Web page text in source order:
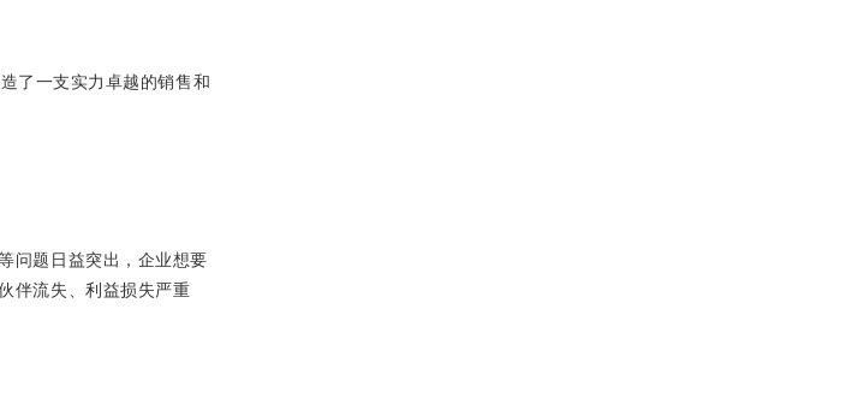
了一支实力卓越的销售和
问题日益突出，企业想要
伴流失、利益损失严重